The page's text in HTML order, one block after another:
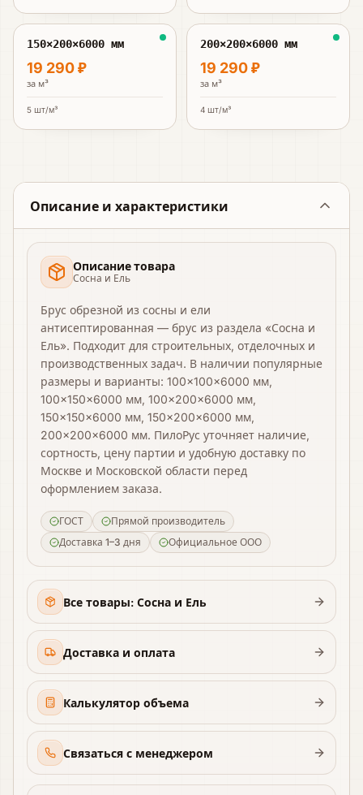
150×200×6000 мм
19 290 ₽
за м³
5 шт/м³
200×200×6000 мм
19 290 ₽
за м³
4 шт/м³
Описание и характеристики
Описание товара
Сосна и Ель
Брус обрезной из сосны и ели
антисептированная — брус из раздела «Сосна и
Ель». Подходит для строительных, отделочных и
производственных задач. В наличии популярные
размеры и варианты: 100×100×6000 мм,
100×150×6000 мм, 100×200×6000 мм,
150×150×6000 мм, 150×200×6000 мм,
200×200×6000 мм. ПилоРус уточняет наличие,
сортность, цену партии и удобную доставку по
Москве и Московской области перед
оформлением заказа.
ГОСТ
Прямой производитель
Доставка 1–3 дня
Официальное ООО
Все товары: Сосна и Ель
Доставка и оплата
Калькулятор объема
Связаться с менеджером